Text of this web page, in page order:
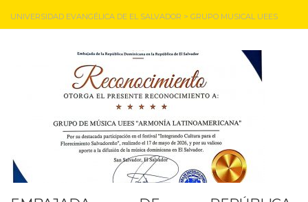
UNIVERSIDAD EVANGÉLICA DE EL SALVADOR > GRUPO MUSICAL UEES